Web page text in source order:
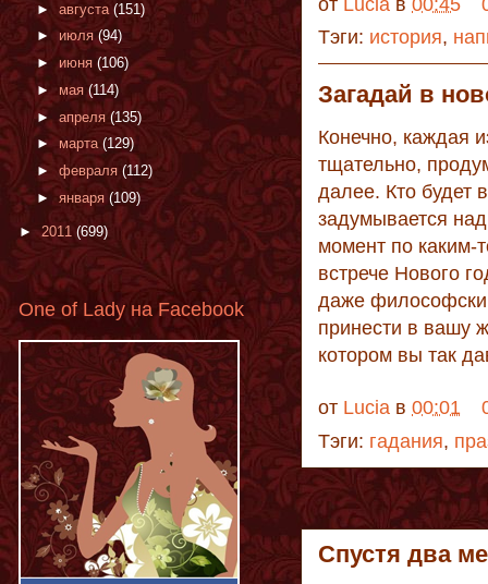
от Lucia в 00:45
Тэги: история,
Загадай в
Конечно, каждая
тщательно,
далее. Кто будет
задумывается
момент по каким-
встрече Нового
даже
принести в вашу
котором вы так
от Lucia в 00:01
Тэги: гадания,
Спустя два
► августа (151)
►июля(94)
►июня (106)
► мая(114)
► апреля(135)
► марта (129)
► февраля (112)
►января (109)
►2011 (699)
One of Lady на Facebook